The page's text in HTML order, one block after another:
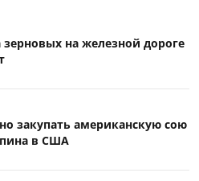
зерновых на железной дороге
закупать американскую сою
в США